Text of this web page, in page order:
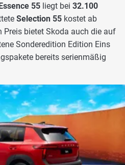
55 liegt bei 32.100
Selection 55 kostet ab
Preis bietet Skoda auch die auf
Sonderedition Edition Eins
bereits serienmäßig